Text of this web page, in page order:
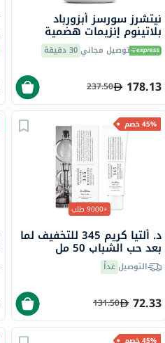
نيتشرز سورسز أبزورباد
بلاتينوم إنزيمات هضمية
ونباتات بروبيوتيك لدعم
الهضم، 60 كبسولة نباتيةتوصيل مجاني30 دقيقة
178.13
237.50
45% خصم
+9000 طلب
د. ألتيا كريم 345 للتخفيف لما
بعد حب الشباب 50 مل
التوصيلغداً
72.33
131.50